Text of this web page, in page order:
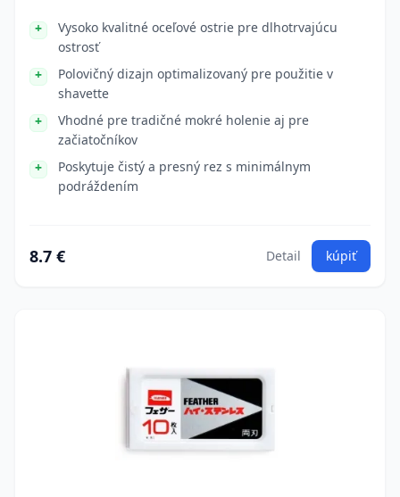
Vysoko kvalitné oceľové ostrie pre dlhotrvajúcu
ostrosť
Polovičný dizajn optimalizovaný pre použitie v
shavette
Vhodné pre tradičné mokré holenie aj pre
začiatočníkov
Poskytuje čistý a presný rez s minimálnym
podráždením
8.7 € Detail kúpiť